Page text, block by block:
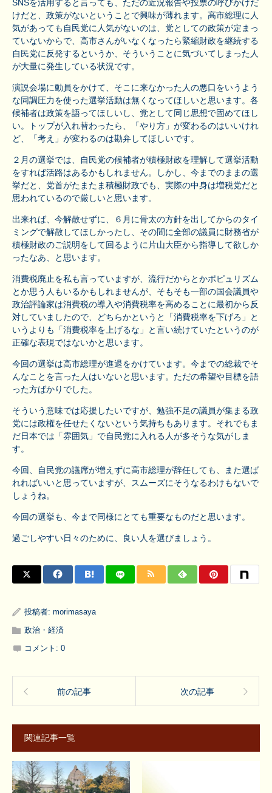
SNSを活用すると言っても、ただの近況報告や投票の呼びかけだ
けだと、政策がないということで興味が薄れます。高市総理に人
気があっても自民党に人気がないのは、党としての政策が定まっ
ていないからで、高市さんがいなくなったら緊縮財政を継続する
自民党に反発するというか、そういうことに気づいてしまった人
が大量に発生している状況です。
演説会場に動員をかけて、そこに来なかった人の悪口をいうよう
な同調圧力を使った選挙活動は無くなってほしいと思います。各
候補者は政策を語ってほしいし、党として同じ思想で固めてほし
い。トップが入れ替わったら、「やり方」が変わるのはいいけれ
ど、「考え」が変わるのは勘弁してほしいです。
２月の選挙では、自民党の候補者が積極財政を理解して選挙活動
をすれば活路はあるかもしれません。しかし、今までのままの選
挙だと、党首がたまたま積極財政でも、実際の中身は増税党だと
思われているので厳しいと思います。
出来れば、今解散せずに、６月に骨太の方針を出してからのタイ
ミングで解散してほしかったし、その間に全部の議員に財務省が
積極財政のご説明をして回るように片山大臣から指導して欲しか
ったなあ、と思います。
消費税廃止を私も言っていますが、流行だからとかポピュリズム
とか思う人もいるかもしれませんが、そもそも一部の国会議員や
政治評論家は消費税の導入や消費税率を高めることに最初から反
対していましたので、どちらかというと「消費税率を下げろ」と
いうよりも「消費税率を上げるな」と言い続けていたというのが
正確な表現ではないかと思います。
今回の選挙は高市総理が進退をかけています。今までの総裁でそ
んなことを言った人はいないと思います。ただの希望や目標を語
った方ばかりでした。
そういう意味では応援したいですが、勉強不足の議員が集まる政
党には政権を任せたくないという気持ちもあります。それでもま
だ日本では「雰囲気」で自民党に入れる人が多そうな気がしま
す。
今回、自民党の議席が増えずに高市総理が辞任しても、また選ば
れればいいと思っていますが、スムーズにそうなるわけもないで
しょうね。
今回の選挙も、今まで同様にとても重要なものだと思います。
過ごしやすい日々のために、良い人を選びましょう。
投稿者: morimasaya
政治・経済
コメント: 0
前の記事 次の記事
関連記事一覧